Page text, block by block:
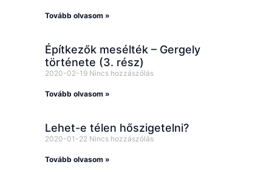
Tovább olvasom »
Építkezők mesélték – Gergely
története (3. rész)
2020-02-19 Nincs hozzászólás
Tovább olvasom »
Lehet-e télen hőszigetelni?
2020-01-22 Nincs hozzászólás
Tovább olvasom »